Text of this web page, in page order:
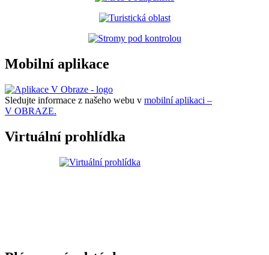
Mobilní aplikace
Sledujte informace z našeho webu v mobilní aplikaci –
V OBRAZE.
Virtuální prohlídka